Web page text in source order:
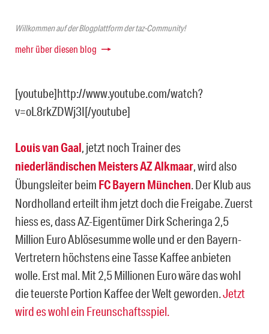
Willkommen auf der Blogplattform der taz-Community!
mehr über diesen blog
[youtube]http://www.youtube.com/watch?
v=oL8rkZDWj3I[/youtube]
Louis van Gaal, jetzt noch Trainer des
niederländischen Meisters AZ Alkmaar, wird also
Übungsleiter beim FC Bayern München. Der Klub aus
Nordholland erteilt ihm jetzt doch die Freigabe. Zuerst
hiess es, dass AZ-Eigentümer Dirk Scheringa 2,5
Million Euro Ablösesumme wolle und er den Bayern-
Vertretern höchstens eine Tasse Kaffee anbieten
wolle. Erst mal. Mit 2,5 Millionen Euro wäre das wohl
die teuerste Portion Kaffee der Welt geworden.Jetzt
wird es wohl ein Freunschaftsspiel.